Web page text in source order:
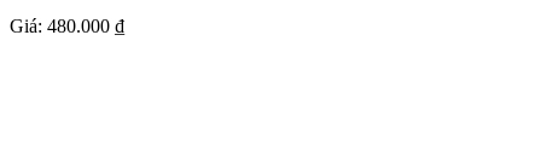
Giá: 480.000 ₫